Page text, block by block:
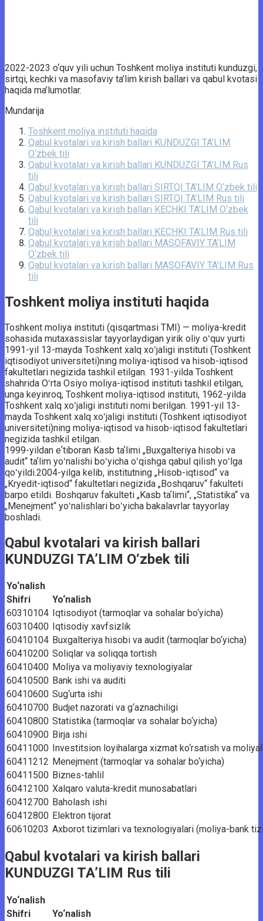
2022-2023 o‘quv yili uchun Toshkent moliya instituti kunduzgi,
sirtqi, kechki va masofaviy ta’lim kirish ballari va qabul kvotasi
haqida ma’lumotlar.
Mundarija
Toshkent moliya instituti haqida
Qabul kvotalari va kirish ballari KUNDUZGI TA’LIM
O‘zbek tili
Qabul kvotalari va kirish ballari KUNDUZGI TA’LIM Rus
tili
Qabul kvotalari va kirish ballari SIRTQI TA’LIM O‘zbek tili
Qabul kvotalari va kirish ballari SIRTQI TA’LIM Rus tili
Qabul kvotalari va kirish ballari KECHKI TA’LIM O‘zbek
tili
Qabul kvotalari va kirish ballari KECHKI TA’LIM Rus tili
Qabul kvotalari va kirish ballari MASOFAVIY TA’LIM
O‘zbek tili
Qabul kvotalari va kirish ballari MASOFAVIY TA’LIM Rus
tili
Toshkent moliya instituti haqida
Toshkent moliya instituti (qisqartmasi TMI) — moliya-kredit
sohasida mutaxassislar tayyorlaydigan yirik oliy oʻquv yurti
1991-yil 13-mayda Toshkent xalq xoʻjaligi instituti (Toshkent
iqtisodiyot universiteti)ning moliya-iqtisod va hisob-iqtisod
fakultetlari negizida tashkil etilgan. 1931-yilda Toshkent
shahrida Oʻrta Osiyo moliya-iqtisod instituti tashkil etilgan,
unga keyinroq, Toshkent moliya-iqtisod instituti, 1962-yilda
Toshkent xalq xoʻjaligi instituti nomi berilgan. 1991-yil 13-
mayda Toshkent xalq xoʻjaligi instituti (Toshkent iqtisodiyot
universiteti)ning moliya-iqtisod va hisob-iqtisod fakultetlari
negizida tashkil etilgan.
1999-yildan eʼtiboran Kasb taʼlimi „Buxgalteriya hisobi va
audit“ taʼlim yoʻnalishi boʻyicha oʻqishga qabul qilish yoʻlga
qoʻyildi.2004-yilga kelib, institutning „Hisob-iqtisod“ va
„Kryedit-iqtisod“ fakultetlari negizida „Boshqaruv“ fakulteti
barpo etildi. Boshqaruv fakulteti „Kasb taʼlimi“, „Statistika“ va
„Menejment“ yoʻnalishlari boʻyicha bakalavrlar tayyorlay
boshladi.
Qabul kvotalari va kirish ballari
KUNDUZGI TA’LIM O‘zbek tili
Yo‘nalish
Shifri
Yo‘nalish
60310104 Iqtisodiyot (tarmoqlar va sohalar bo‘yicha)
60310400 Iqtisodiy xavfsizlik
60410104 Buxgalteriya hisobi va audit (tarmoqlar bo‘yicha)
60410200 Soliqlar va soliqqa tortish
60410400 Moliya va moliyaviy texnologiyalar
60410500 Bank ishi va auditi
60410600 Sug‘urta ishi
60410700 Budjet nazorati va g‘aznachiligi
60410800 Statistika (tarmoqlar va sohalar bo‘yicha)
60410900 Birja ishi
60411000 Investitsion loyihalarga xizmat ko‘rsatish va
60411212 Menejment (tarmoqlar va sohalar bo‘yicha)
60411500 Biznes-tahlil
60412100 Xalqaro valuta-kredit munosabatlari
60412700 Baholash ishi
60412800 Elektron tijorat
60610203 Axborot tizimlari va texnologiyalari (moliya-bank
Qabul kvotalari va kirish ballari
KUNDUZGI TA’LIM Rus tili
Yo‘nalish
Shifri
Yo‘nalish